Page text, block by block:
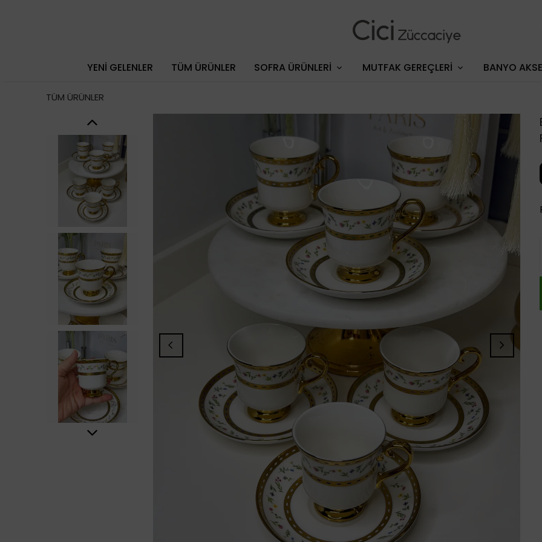
YENİ GELENLER TÜM ÜRÜNLER SOFRA ÜRÜNLERİ MUTFAK GEREÇLERİ BANYO
TÜM ÜRÜNLER